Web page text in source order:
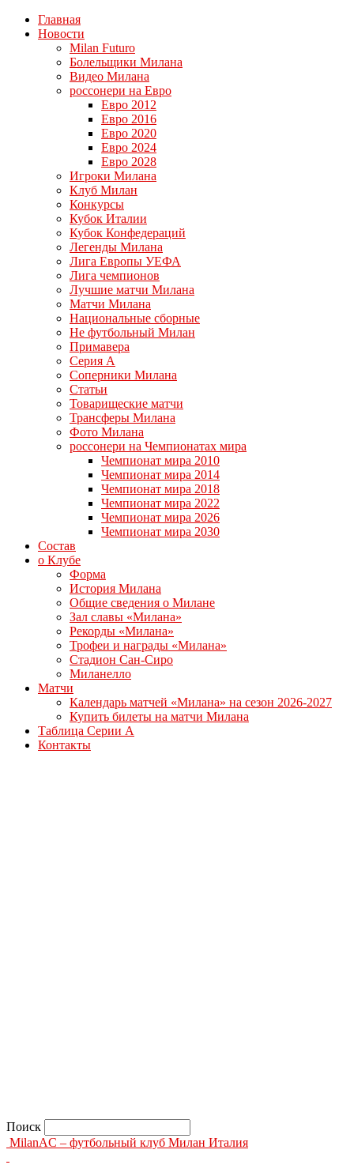
Главная
Новости
Milan Futuro
Болельщики Милана
Видео Милана
россонери на Евро
Евро 2012
Евро 2016
Евро 2020
Евро 2024
Евро 2028
Игроки Милана
Клуб Милан
Конкурсы
Кубок Италии
Кубок Конфедераций
Легенды Милана
Лига Европы УЕФА
Лига чемпионов
Лучшие матчи Милана
Матчи Милана
Национальные сборные
Не футбольный Милан
Примавера
Серия А
Соперники Милана
Статьи
Товарищеские матчи
Трансферы Милана
Фото Милана
россонери на Чемпионатах мира
Чемпионат мира 2010
Чемпионат мира 2014
Чемпионат мира 2018
Чемпионат мира 2022
Чемпионат мира 2026
Чемпионат мира 2030
Состав
о Клубе
Форма
История Милана
Общие сведения о Милане
Зал славы «Милана»
Рекорды «Милана»
Трофеи и награды «Милана»
Стадион Сан-Сиро
Миланелло
Матчи
Календарь матчей «Милана» на сезон 2026-2027
Купить билеты на матчи Милана
Таблица Серии А
Контакты
Поиск
MilanAC – футбольный клуб Милан Италия